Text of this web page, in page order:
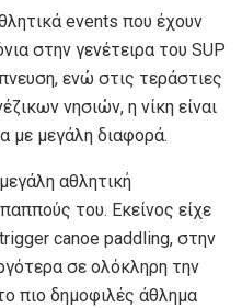
events που έχουν
στην γενέτειρα του SUP
ενώ στις τεράστιες
νησιών, η νίκη είναι
με μεγάλη διαφορά.
αθλητική
του. Εκείνος είχε
canoe paddling, στην
σε ολόκληρη την
πιο δημοφιλές άθλημα